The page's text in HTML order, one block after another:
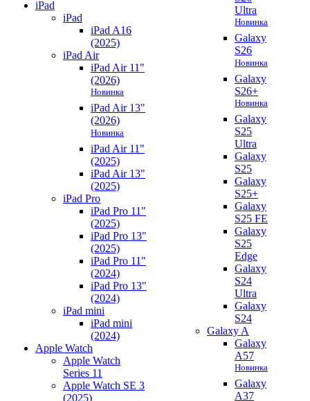
iPad
iPad
iPad A16
(2025)
iPad Air
iPad Air 11"
(2026)
Новинка
iPad Air 13"
(2026)
Новинка
iPad Air 11"
(2025)
iPad Air 13"
(2025)
iPad Pro
iPad Pro 11"
(2025)
iPad Pro 13"
(2025)
iPad Pro 11"
(2024)
iPad Pro 13"
(2024)
iPad mini
iPad mini
(2024)
Apple Watch
Apple Watch
Series 11
Apple Watch SE 3
(2025)
Ultra
Новинка
Galaxy
S26
Новинка
Galaxy
S26+
Новинка
Galaxy
S25
Ultra
Galaxy
S25
Galaxy
S25+
Galaxy
S25 FE
Galaxy
S25
Edge
Galaxy
S24
Ultra
Galaxy
S24
Galaxy A
Galaxy
A57
Новинка
Galaxy
A37